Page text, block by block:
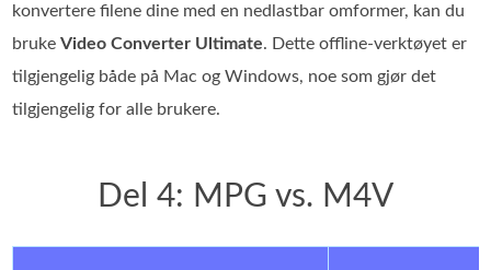
konvertere filene dine med en nedlastbar omformer, kan du
brukeVideo Converter Ultimate. Dette offline-verktøyet er
tilgjengelig både på Mac og Windows, noe som gjør det
tilgjengelig for alle brukere.
Del 4: MPG vs. M4V